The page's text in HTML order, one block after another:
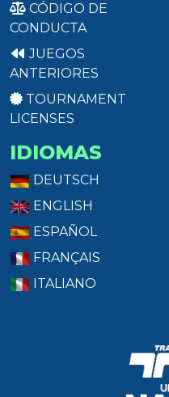
CÓDIGO DE
CONDUCTA
JUEGOS
ANTERIORES
TOURNAMENT
LICENSES
IDIOMAS
DEUTSCH
ENGLISH
ESPAÑOL
FRANÇAIS
ITALIANO